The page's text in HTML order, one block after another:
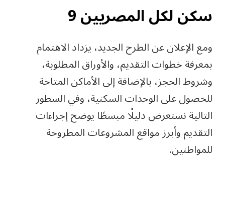
سكن لكل المصريين 9
ومع الإعلان عن الطرح الجديد، يزداد الاهتمام
بمعرفة خطوات التقديم، والأوراق المطلوبة،
وشروط الحجز، بالإضافة إلى الأماكن المتاحة
للحصول على الوحدات السكنية، وفي السطور
التالية نستعرض دليلًا مبسطًا يوضح إجراءات
التقديم وأبرز مواقع المشروعات المطروحة
للمواطنين.